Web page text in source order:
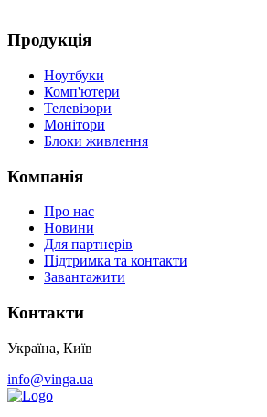
Продукція
Ноутбуки
Комп'ютери
Телевізори
Монітори
Блоки живлення
Компанія
Про нас
Новини
Для партнерів
Підтримка та контакти
Завантажити
Контакти
Україна, Київ
info@vinga.ua